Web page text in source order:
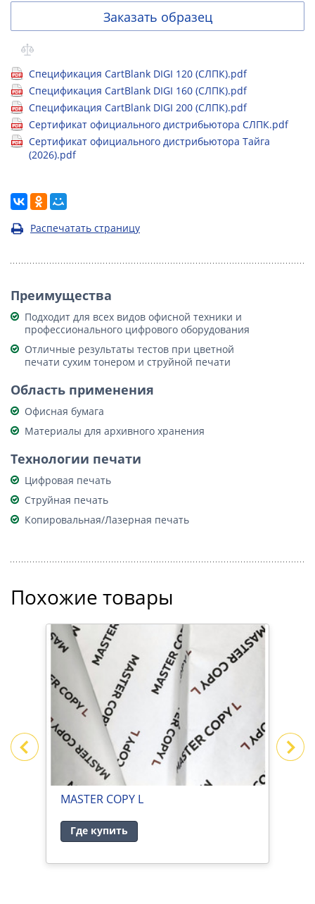
Заказать образец
Спецификация CartBlank DIGI 120 (СЛПК).pdf
Спецификация CartBlank DIGI 160 (СЛПК).pdf
Спецификация CartBlank DIGI 200 (СЛПК).pdf
Сертификат официального дистрибьютора СЛПК.pdf
Сертификат официального дистрибьютора Тайга
(2026).pdf
Распечатать страницу
Преимущества
Подходит для всех видов офисной техники и
профессионального цифрового оборудования
Отличные результаты тестов при цветной
печати сухим тонером и струйной печати
Область применения
Офисная бумага
Материалы для архивного хранения
Технологии печати
Цифровая печать
Струйная печать
Копировальная/Лазерная печать
Похожие товары
MASTER COPY L
Где купить